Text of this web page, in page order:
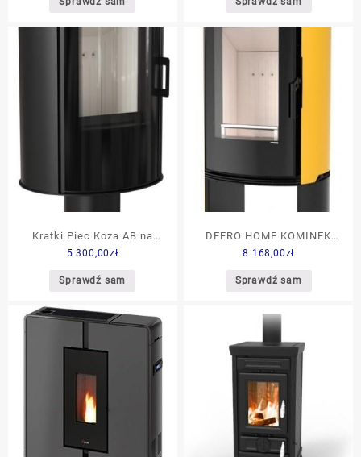
Kratki Piec Koza AB na
nodze obrotowy stalowy
GLASS
5 300,00zł
Sprawdź sam
DEFRO HOME KOMINEK
WOLNOSTOJACY ORBIS
LOG 9kW ŻÓŁTY
8 168,00zł
Sprawdź sam